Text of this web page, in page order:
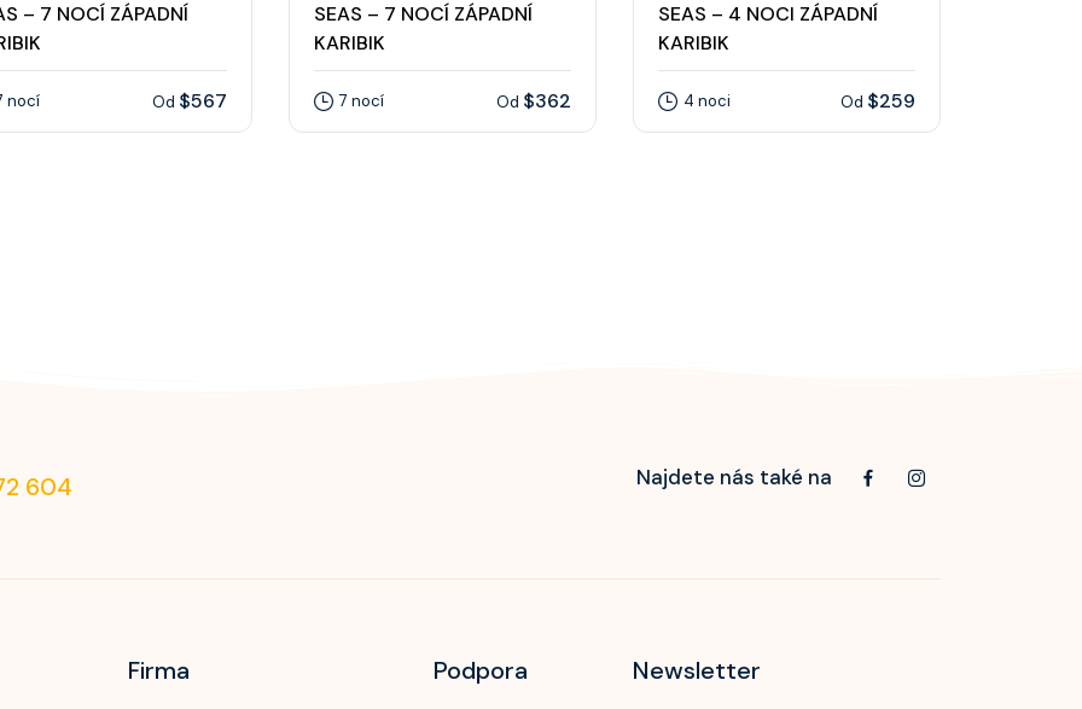
– 7 NOCÍ ZÁPADNÍ
nocí Od $567
SEAS – 7 NOCÍ ZÁPADNÍ
KARIBIK
7 nocí Od $362
SEAS – 4 NOCI ZÁPADNÍ
KARIBIK
4 noci Od $259
604 Najdete nás také na
Firma Podpora Newsletter